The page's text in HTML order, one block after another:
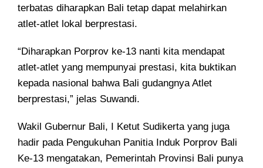
terbatas diharapkan Bali tetap dapat melahirkan
atlet-atlet lokal berprestasi.
“Diharapkan Porprov ke-13 nanti kita mendapat
atlet-atlet yang mempunyai prestasi, kita buktikan
kepada nasional bahwa Bali gudangnya Atlet
berprestasi,” jelas Suwandi.
Wakil Gubernur Bali, I Ketut Sudikerta yang juga
hadir pada Pengukuhan Panitia Induk Porprov Bali
Ke-13 mengatakan, Pemerintah Provinsi Bali punya